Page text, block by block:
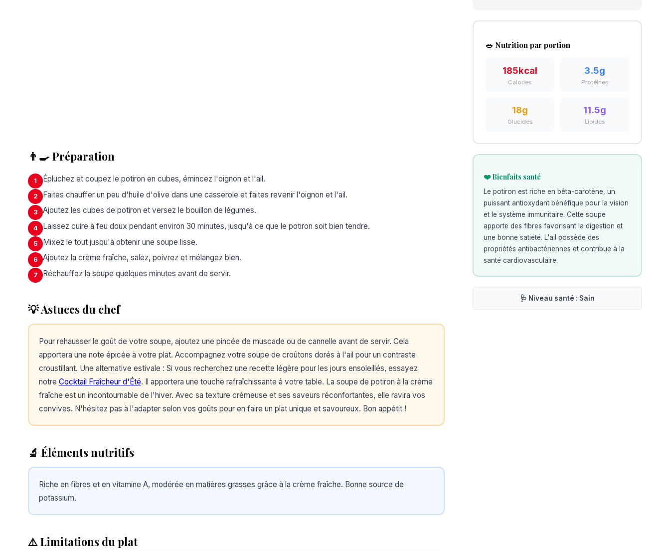
👨‍🍳 Préparation
1 Épluchez et coupez le potiron en cubes, émincez l'oignon et l'ail.
2 Faites chauffer un peu d'huile d'olive dans une casserole et faites revenir l'oignon et l'ail.
3 Ajoutez les cubes de potiron et versez le bouillon de légumes.
4 Laissez cuire à feu doux pendant environ 30 minutes, jusqu'à ce que le potiron soit bien tendre.
5 Mixez le tout jusqu'à obtenir une soupe lisse.
6 Ajoutez la crème fraîche, salez, poivrez et mélangez bien.
7 Réchauffez la soupe quelques minutes avant de servir.
💡 Astuces du chef
Pour rehausser le goût de votre soupe, ajoutez une pincée de muscade ou de cannelle avant de servir. Cela
apportera une note épicée à votre plat. Accompagnez votre soupe de croûtons dorés à l'ail pour un contraste
croustillant. Une alternative estivale : Si vous recherchez une recette légère pour les jours ensoleillés, essayez
notre Cocktail Fraîcheur d'Été. Il apportera une touche rafraîchissante à votre table. La soupe de potiron à la crème
fraîche est un incontournable de l'hiver. Avec sa texture crémeuse et ses saveurs réconfortantes, elle ravira vos
convives. N'hésitez pas à l'adapter selon vos goûts pour en faire un plat unique et savoureux. Bon appétit !
🔬 Éléments nutritifs
Riche en fibres et en vitamine A, modérée en matières grasses grâce à la crème fraîche. Bonne source de
potassium.
⚠️ Limitations du plat
🥗 Nutrition par portion
185kcal
Calories
3.5g
Protéines
18g
Glucides
11.5g
Lipides
❤️ Bienfaits santé
Le potiron est riche en bêta-carotène, un
puissant antioxydant bénéfique pour la vision
et le système immunitaire. Cette soupe
apporte des fibres favorisant la digestion et
une bonne satiété. L'ail possède des
propriétés antibactériennes et contribue à la
santé cardiovasculaire.
🩺 Niveau santé : Sain